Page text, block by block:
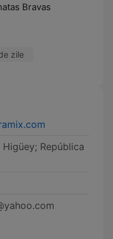
Bravas
zile
Higüey; República